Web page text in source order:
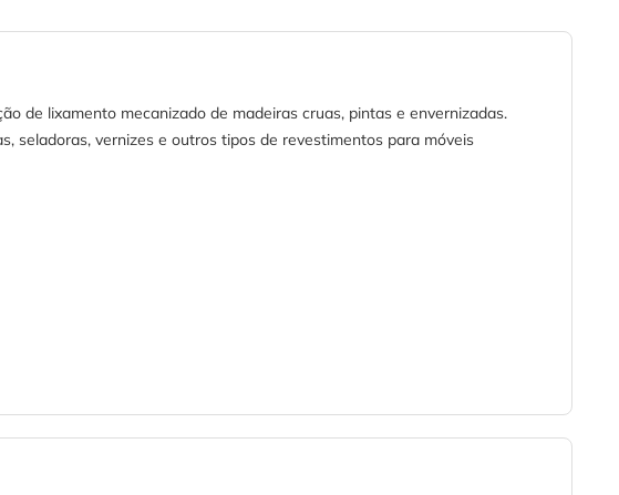
de lixamento mecanizado de madeiras cruas, pintas e envernizadas.
seladoras, vernizes e outros tipos de revestimentos para móveis